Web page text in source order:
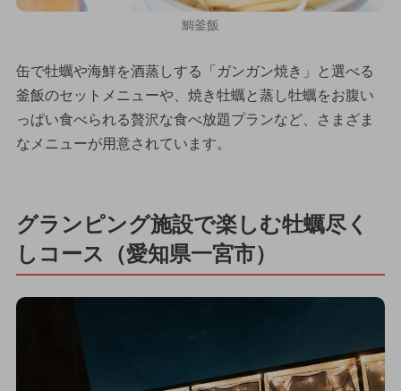
鯛釜飯
缶で牡蠣や海鮮を酒蒸しする「ガンガン焼き」と選べる
釜飯のセットメニューや、焼き牡蠣と蒸し牡蠣をお腹い
っぱい食べられる贅沢な食べ放題プランなど、さまざま
なメニューが用意されています。
グランピング施設で楽しむ牡蠣尽く
しコース（愛知県一宮市）